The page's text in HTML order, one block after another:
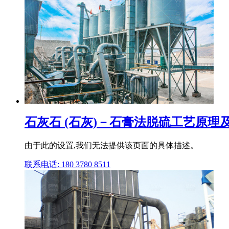
石灰石 (石灰)－石膏法脱硫工艺原理
由于此的设置,我们无法提供该页面的具体描述。
联系电话: 180 3780 8511